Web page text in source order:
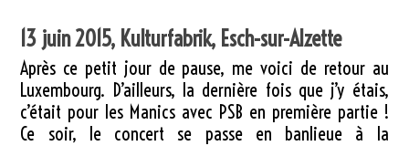
13 juin 2015, Kulturfabrik, Esch-sur-Alzette
Après ce petit jour de pause, me voici de retour au
Luxembourg. D’ailleurs, la dernière fois que j’y étais,
c’était pour les Manics avec PSB en première partie !
Ce soir, le concert se passe en banlieue à la